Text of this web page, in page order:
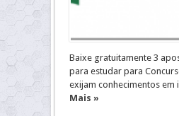
Baixe gratuitamente 3
para estudar para
exijam conhecimentos em
Mais »